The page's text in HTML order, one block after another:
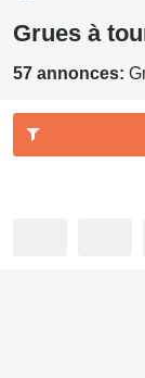
Grues à
57 annonces: